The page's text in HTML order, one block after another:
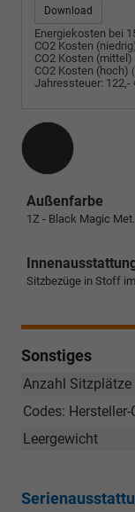
Download
Energiekosten bei
CO2 Kosten
CO2 Kosten (mittel)
CO2 Kosten (hoch)
Jahressteuer: 122,-
Außenfarbe
1Z - Black Magic Met.
Sitzbezüge in Stoff
Sonstiges
Anzahl Sitzplätze
Codes: Hersteller-
Leergewicht